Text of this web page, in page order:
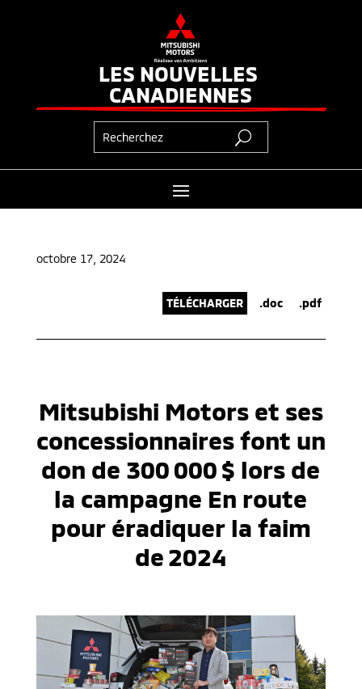
LES NOUVELLES
CANADIENNES
octobre 17, 2024
TÉLÉCHARGER .doc .pdf
Mitsubishi Motors et ses
concessionnaires font un
don de 300 000 $ lors de
la campagne En route
pour éradiquer la faim
de 2024